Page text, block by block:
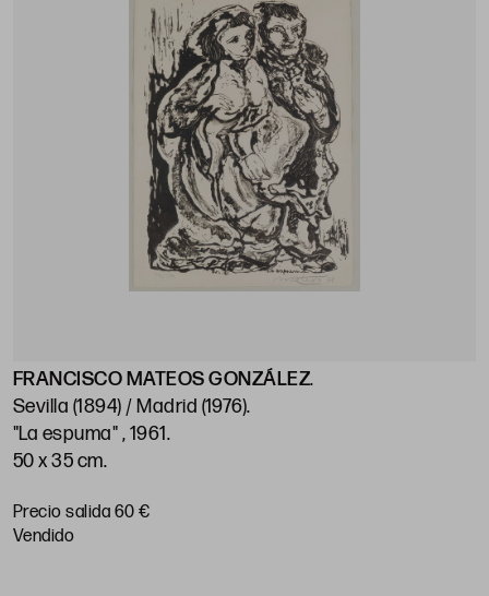
FRANCISCO MATEOS GONZÁLEZ.
Sevilla (1894) / Madrid (1976).
"La espuma" , 1961.
50 x 35 cm.
Precio salida 60 €
vendido